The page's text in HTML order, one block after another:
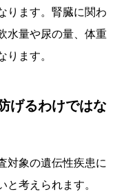
ります。腎臓に関わ
水量や尿の量、体重
ります。
げるわけではな
対象の遺伝性疾患に
考えられます。